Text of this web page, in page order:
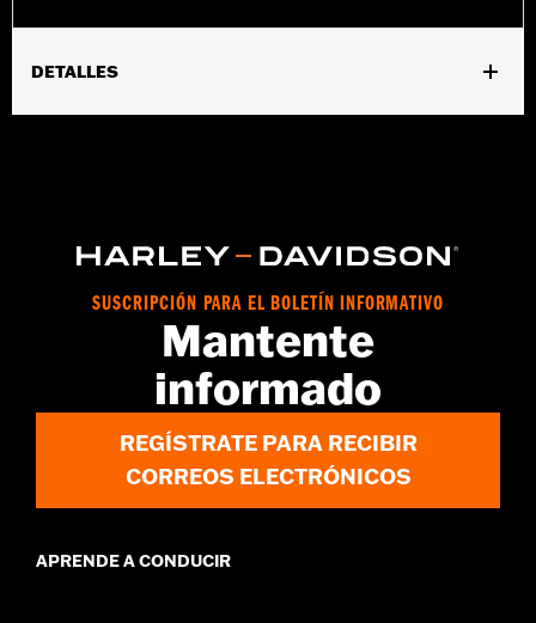
DETALLES
Estilo de pantalón:
Bootcut
SUSCRIPCIÓN PARA EL BOLETÍN INFORMATIVO
Mantente
informado
REGÍSTRATE PARA RECIBIR
CORREOS ELECTRÓNICOS
APRENDE A CONDUCIR